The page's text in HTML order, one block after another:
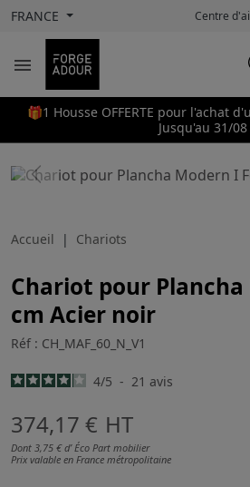
FRANCE Centre

🎁1 Housse OFFERTE pour l'achat
Jusqu'au 31/08
Previous
Accueil Chariots
Chariot pour Plancha
cm Acier noir
Réf : CH_MAF_60_N_V1
4/5 - 21 avis
374,17 € HT
Dont 3,75 € d’ Éco Part mobilier
Prix valable en France métropolitaine